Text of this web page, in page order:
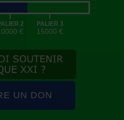
|
2
€
|
PALIER 3
15000 €
UN DON